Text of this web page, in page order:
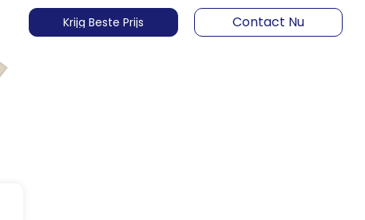
Krijg Beste Prijs Contact Nu